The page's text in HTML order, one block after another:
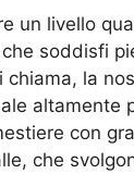
un livello
soddisfi
la
altamente
con
che